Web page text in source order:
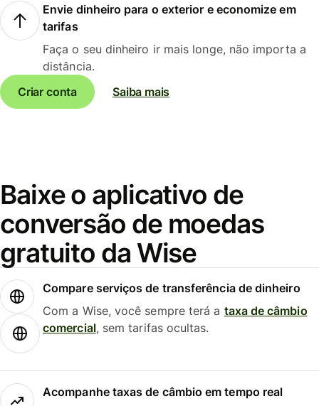
Envie dinheiro para o exterior e economize em
tarifas
Faça o seu dinheiro ir mais longe, não importa a
distância.
Criar conta
Saiba mais
Baixe o aplicativo de
conversão de moedas
gratuito da Wise
Compare serviços de transferência de dinheiro
Com a Wise, você sempre terá a taxa de câmbio
comercial, sem tarifas ocultas.
Acompanhe taxas de câmbio em tempo real